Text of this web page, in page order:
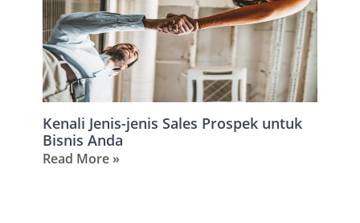
Kenali Jenis-jenis Sales Prospek untuk
Bisnis Anda
Read More »